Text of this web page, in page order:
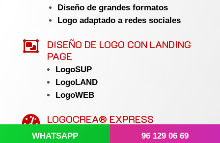
Diseño de grandes formatos
Logo adaptado a redes sociales

DISEÑO DE LOGO CON LANDING
PAGE
LogoSUP
LogoLAND
LogoWEB
 LOGOCREA® EXPRESS
WHATSAPP 96 129 06 69